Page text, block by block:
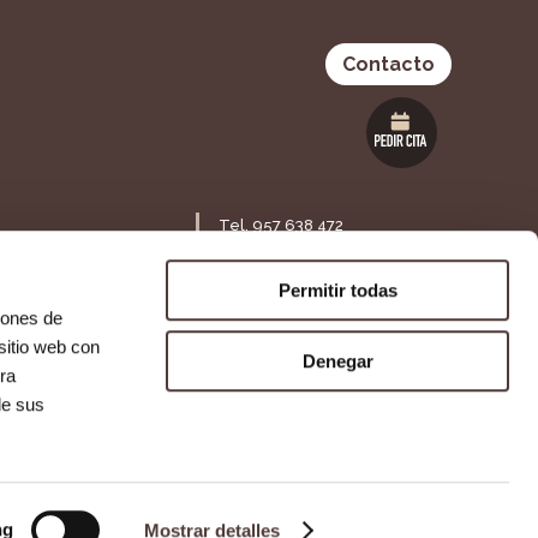
de
web con
sus
Mostrar detalles
Permitir todas
Denegar
Contacto
Tel. 957 638 472
Córdoba
Agencia SEO Agencia de Publicidad